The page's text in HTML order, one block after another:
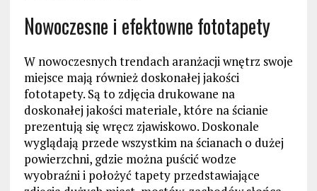
Nowoczesne i efektowne fototapety
W nowoczesnych trendach aranżacji wnętrz swoje
miejsce mają również doskonałej jakości
fototapety. Są to zdjęcia drukowane na
doskonałej jakości materiale, które na ścianie
prezentują się wręcz zjawiskowo. Doskonale
wyglądają przede wszystkim na ścianach o dużej
powierzchni, gdzie można puścić wodze
wyobraźni i położyć tapety przedstawiające